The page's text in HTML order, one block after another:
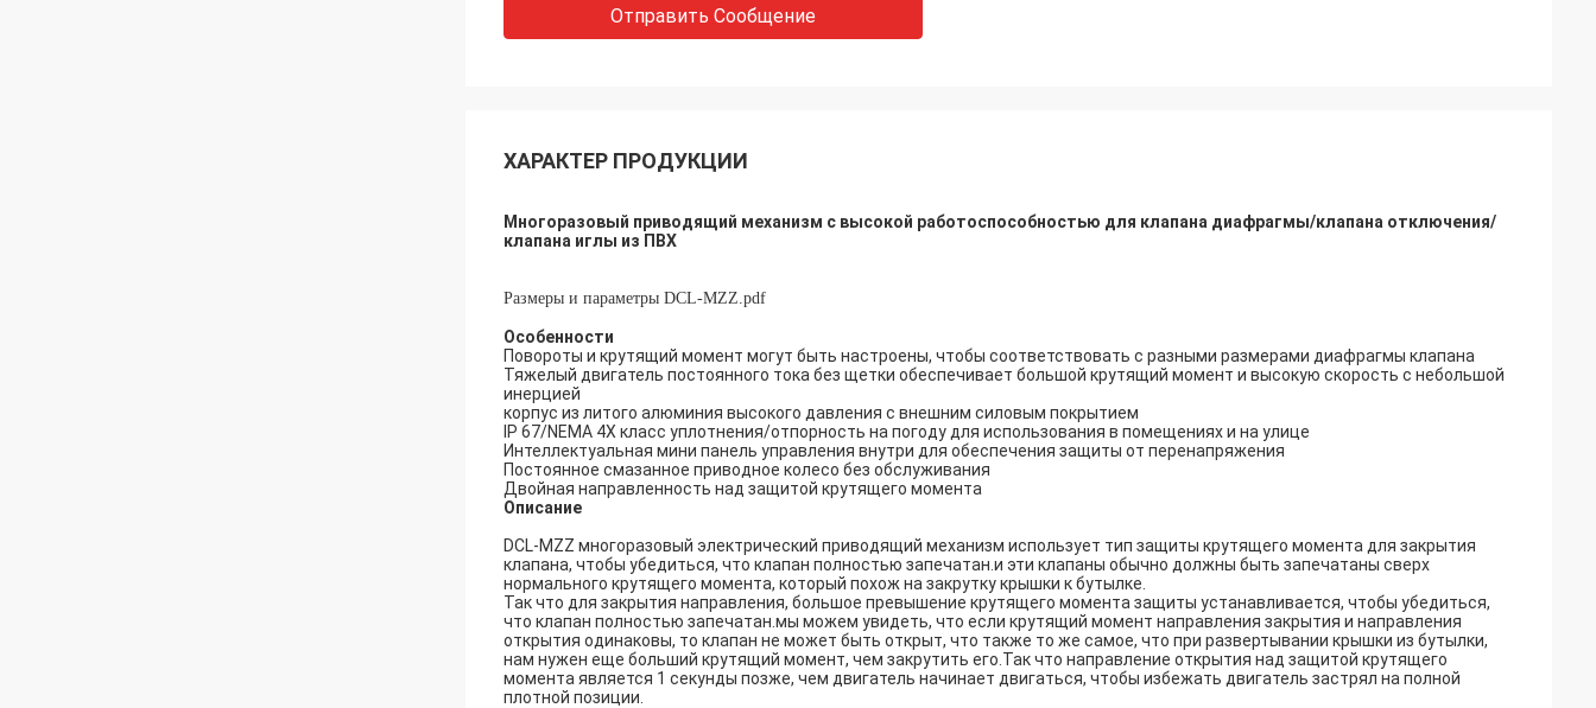
Отправить Сообщение
ХАРАКТЕР ПРОДУКЦИИ
Многоразовый приводящий механизм с высокой работоспособностью для клапана диафрагмы/клапана отключения/
клапана иглы из ПВХ
Размеры и параметры DCL-MZZ.pdf
Особенности
Повороты и крутящий момент могут быть настроены, чтобы соответствовать с разными размерами диафрагмы клапана
Тяжелый двигатель постоянного тока без щетки обеспечивает большой крутящий момент и высокую скорость с небольшой
инерцией
корпус из литого алюминия высокого давления с внешним силовым покрытием
IP 67/NEMA 4X класс уплотнения/отпорность на погоду для использования в помещениях и на улице
Интеллектуальная мини панель управления внутри для обеспечения защиты от перенапряжения
Постоянное смазанное приводное колесо без обслуживания
Двойная направленность над защитой крутящего момента
Описание
DCL-MZZ многоразовый электрический приводящий механизм использует тип защиты крутящего момента для закрытия
клапана, чтобы убедиться, что клапан полностью запечатан.и эти клапаны обычно должны быть запечатаны сверх
нормального крутящего момента, который похож на закрутку крышки к бутылке.
Так что для закрытия направления, большое превышение крутящего момента защиты устанавливается, чтобы убедиться,
что клапан полностью запечатан.мы можем увидеть, что если крутящий момент направления закрытия и направления
открытия одинаковы, то клапан не может быть открыт, что также то же самое, что при развертывании крышки из бутылки,
нам нужен еще больший крутящий момент, чем закрутить его.Так что направление открытия над защитой крутящего
момента является 1 секунды позже, чем двигатель начинает двигаться, чтобы избежать двигатель застрял на полной
плотной позиции.